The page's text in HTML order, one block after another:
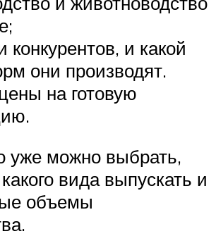
конкурентов, и какой
они производят.
на готовую
уже можно выбрать,
вида выпускать и
объемы